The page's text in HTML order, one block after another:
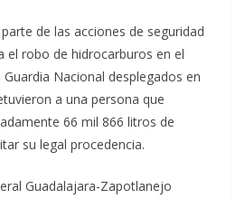
de las acciones de seguridad
el robo de hidrocarburos en el
Nacional desplegados en
a una persona que
66 mil 866 litros de
su legal procedencia.
Guadalajara-Zapotlanejo